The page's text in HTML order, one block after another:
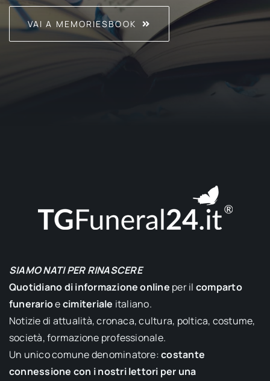
VAI A MEMORIESBOOK
SIAMO NATI PER RINASCERE
Quotidiano di informazione online per il comparto
funerarioecimiteriale italiano.
Notizie di attualità, cronaca, cultura, poltica, costume,
società, formazione professionale.
Un unico comune denominatore:costante
connessione con i nostri lettori per una